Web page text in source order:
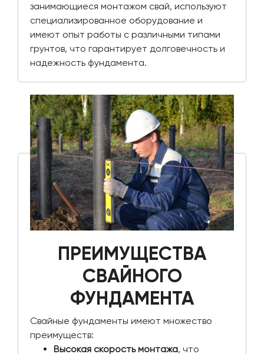
занимающиеся монтажом свай, используют
специализированное оборудование и
имеют опыт работы с различными типами
грунтов, что гарантирует долговечность и
надежность фундамента.
ПРЕИМУЩЕСТВА
СВАЙНОГО
ФУНДАМЕНТА
Свайные фундаменты имеют множество
преимуществ:
Высокая скорость монтажа, что